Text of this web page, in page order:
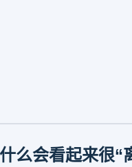
么会看起来很“